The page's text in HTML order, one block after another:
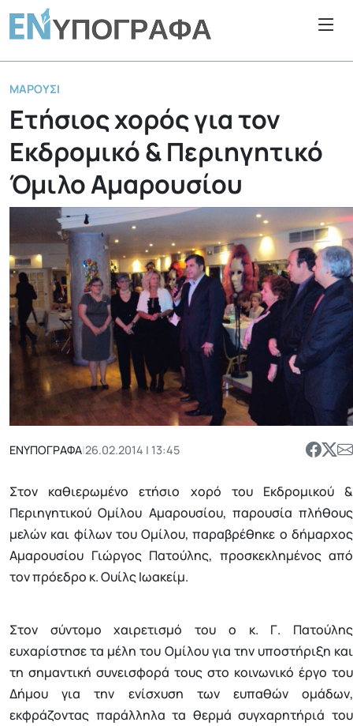
ΜΑΡΟΎΣΙ
Ετήσιος χορός για τον
Εκδρομικό & Περιηγητικό
Όμιλο Αμαρουσίου
ΕΝΥΠΟΓΡΑΦΑ|26.02.2014 | 13:45
Στον καθιερωμένο ετήσιο χορό του Εκδρομικού &
Περιηγητικού Ομίλου Αμαρουσίου, παρουσία πλήθους
μελών και φίλων του Ομίλου, παραβρέθηκε ο δήμαρχος
Αμαρουσίου Γιώργος Πατούλης, προσκεκλημένος από
τον πρόεδρο κ. Ουίλς Ιωακείμ.
Στον σύντομο χαιρετισμό του ο κ. Γ. Πατούλης
ευχαρίστησε τα μέλη του Ομίλου για την υποστήριξη και
τη σημαντική συνεισφορά τους στο κοινωνικό έργο του
Δήμου για την ενίσχυση των ευπαθών ομάδων,
εκφράζοντας παράλληλα τα θερμά συγχαρητήριά του